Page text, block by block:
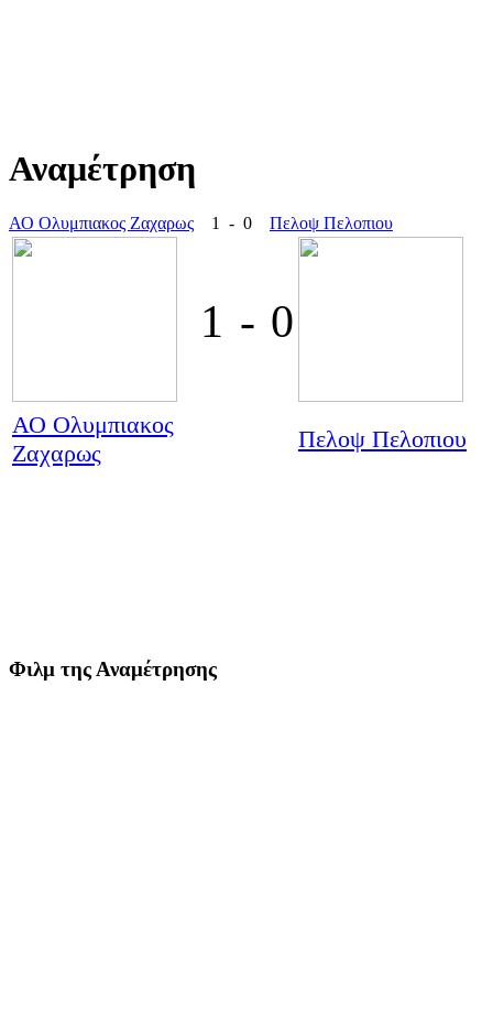
Αναμέτρηση
ΑΟ Ολυμπιακος Ζαχαρως 1 - 0 Πελοψ Πελοπιου
1 - 0
ΑΟ Ολυμπιακος
Ζαχαρως
Πελοψ Πελοπιου
Φιλμ της Αναμέτρησης